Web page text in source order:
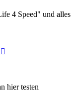
4 Speed" und alles
hier testen